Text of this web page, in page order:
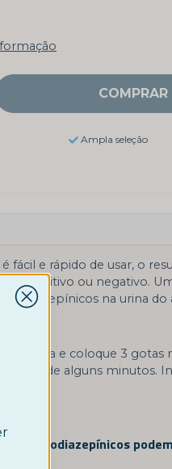
Ampla seleção
fácil e rápido de usar, o
positivo ou negativo.
na urina
a pipeta e coloque 3 gotas
de alguns minutos.
ng/ml
os benzodiazepínicos